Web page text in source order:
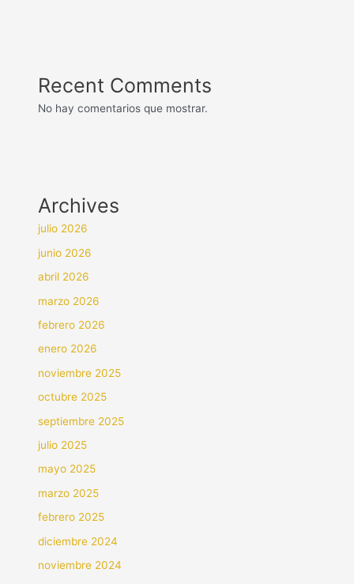
Recent Comments
No hay comentarios que mostrar.
Archives
julio 2026
junio 2026
abril 2026
marzo 2026
febrero 2026
enero 2026
noviembre 2025
octubre 2025
septiembre 2025
julio 2025
mayo 2025
marzo 2025
febrero 2025
diciembre 2024
noviembre 2024